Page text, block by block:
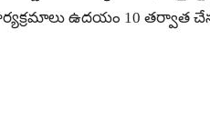
ఉదయం 10 తర్వాత